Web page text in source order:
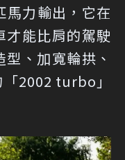
馬力輸出，它在
才能比肩的駕駛
、加寬輪拱、
2002 turbo」